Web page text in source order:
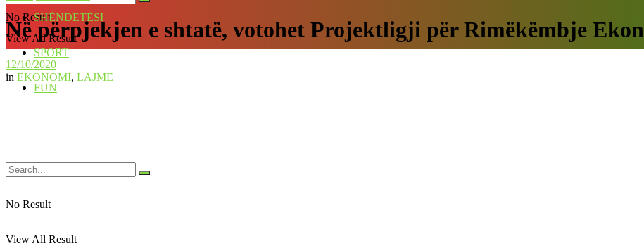
No Result
View All Result
SHËNDETËSI
SPORT
FUN
No Result
View All Result
Në përpjekjen e shtatë, votohet Projektligji për Rimëkëmbje
12/10/2020
in EKONOMI, LAJME